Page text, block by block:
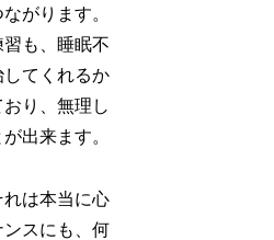
がります。
も、睡眠不
てくれるか
り、無理し
出来ます。
は本当に心
スにも、何